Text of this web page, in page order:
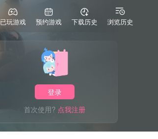
已玩游戏 预约游戏 下载历史 浏览历史
登录
首次使用? 点我注册